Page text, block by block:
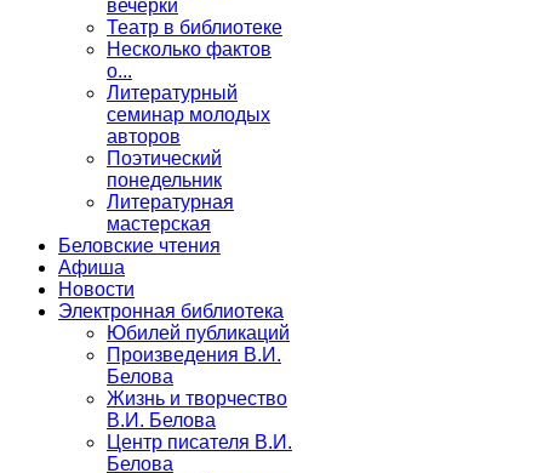
вечёрки
Театр в библиотеке
Несколько фактов
о...
Литературный
семинар молодых
авторов
Поэтический
понедельник
Литературная
мастерская
Беловские чтения
Афиша
Новости
Электронная библиотека
Юбилей публикаций
Произведения В.И.
Белова
Жизнь и творчество
В.И. Белова
Центр писателя В.И.
Белова